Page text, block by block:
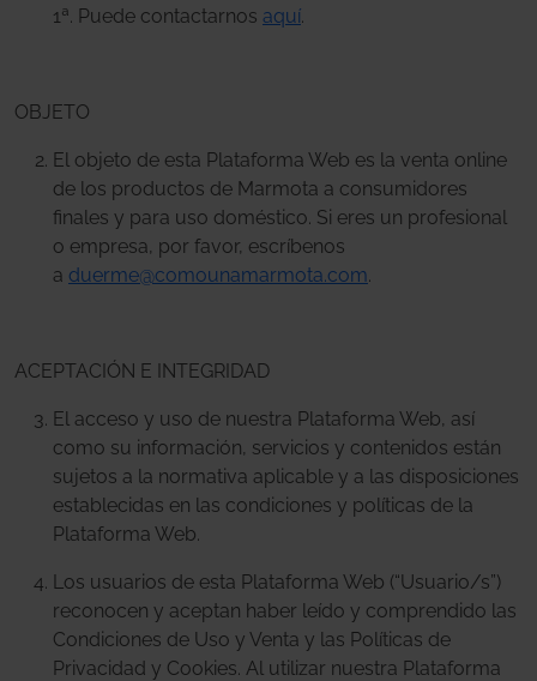
1ª. Puede contactarnos aquí.
OBJETO
El objeto de esta Plataforma Web es la venta online
de los productos de Marmota a consumidores
finales y para uso doméstico. Si eres un profesional
o empresa, por favor, escríbenos
a duerme@comounamarmota.com.
ACEPTACIÓN E INTEGRIDAD
El acceso y uso de nuestra Plataforma Web, así
como su información, servicios y contenidos están
sujetos a la normativa aplicable y a las disposiciones
establecidas en las condiciones y políticas de la
Plataforma Web.
Los usuarios de esta Plataforma Web (“Usuario/s”)
reconocen y aceptan haber leído y comprendido las
Condiciones de Uso y Venta y las Políticas de
Privacidad y Cookies. Al utilizar nuestra Plataforma